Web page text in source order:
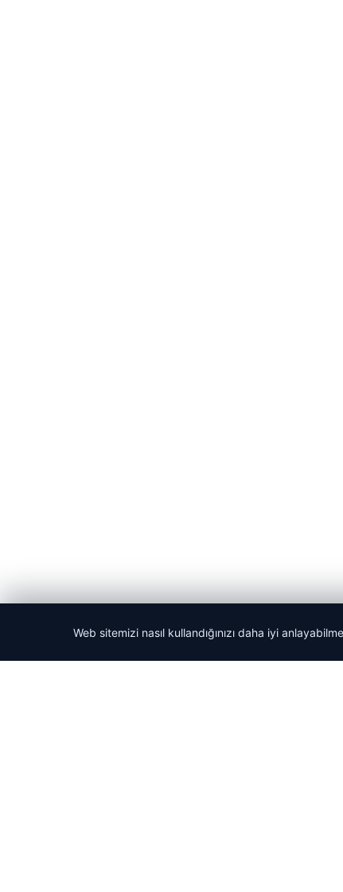
Web sitemizi nasıl kullandığınızı daha iyi